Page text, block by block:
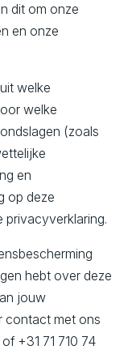
dit om onze
en onze
welke
welke
(zoals
en
op deze
privacyverklaring.
hebt over deze
jouw
contact met ons
+31 71 710 74